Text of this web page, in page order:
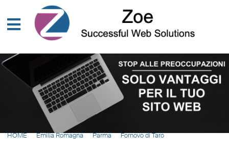
HOME Emilia Romagna Parma Fornovo di Taro